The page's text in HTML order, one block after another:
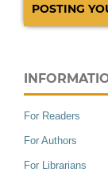
POSTING
For Readers
For Authors
For Librarians